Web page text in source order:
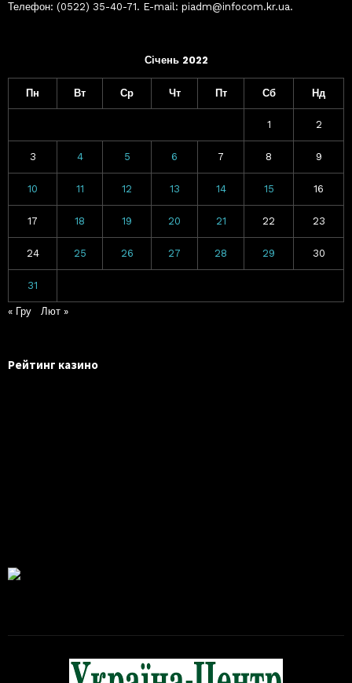
Телефон: (0522) 35-40-71. E-mail: piadm@infocom.kr.ua.
Січень 2022
Пн Вт Ср Чт Пт Сб Нд
1 2
3 4 5 6 7 8 9
10 11 12 13 14 15 16
17 18 19 20 21 22 23
24 25 26 27 28 29 30
31
« Гру Лют »
Рейтинг казино